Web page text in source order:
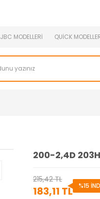
JBC MODELLERİ QUİCK
200-2,4D
215,42 TL
183,11 TL %15